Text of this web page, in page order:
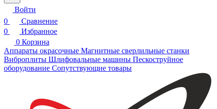
Войти
0
Сравнение
0
Избранное
0 Корзина
Аппараты окрасочные Магнитные сверлильные станки
Виброплиты Шлифовальные машины Пескоструйное
оборудование Сопутствующие товары